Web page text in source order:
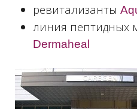
ревитализанты
линия пептидных
Dermaheal